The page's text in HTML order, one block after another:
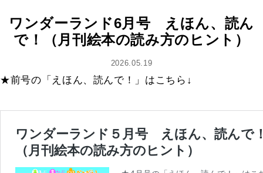
ワンダーランド6月号 えほん、読ん
で！（月刊絵本の読み方のヒント）
2026.05.19
★前号の「えほん、読んで！」はこちら↓